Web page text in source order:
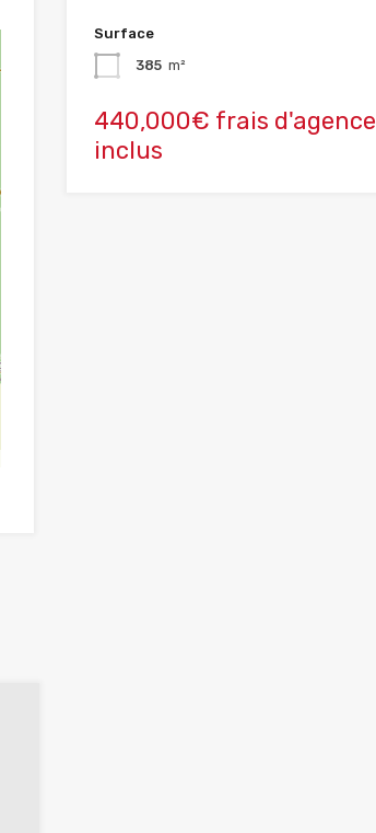
Surface
385 m²
440,000€ frais d'agence
inclus